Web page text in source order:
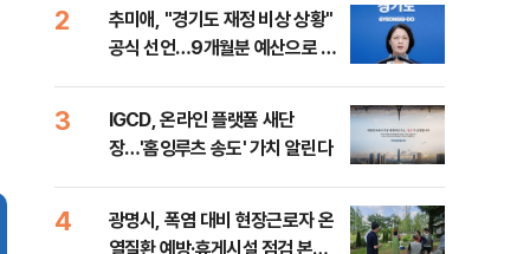
2
추미애, "경기도 재정 비상 상황"
공식 선언…9개월분 예산으로 민
3
IGCD, 온라인 플랫폼 새단
장…'홈잉루츠 송도' 가치 알린다
4
광명시, 폭염 대비 현장근로자 온
열질환 예방·휴게시설 점검 본격